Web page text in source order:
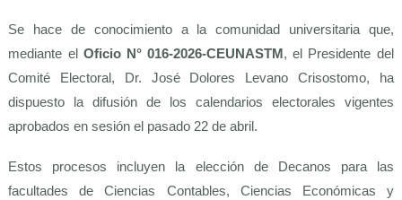
Se hace de conocimiento a la comunidad universitaria que,
mediante el Oficio N° 016-2026-CEUNASTM , el Presidente del
Comité Electoral, Dr. José Dolores Levano Crisostomo, ha
dispuesto la difusión de los calendarios electorales vigentes
aprobados en sesión el pasado 22 de abril.
Estos procesos incluyen la elección de Decanos para las
facultades de Ciencias Contables, Ciencias Económicas y